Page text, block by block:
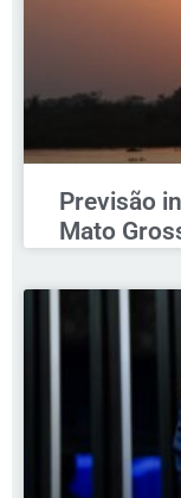
Previsão
Mato